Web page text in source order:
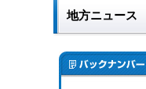
地方ニュース